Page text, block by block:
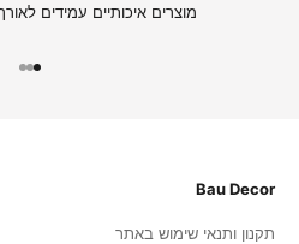
מוצרים איכותיים עמידים
עבור
עבור
Bau Decor
תקנון ותנאי שימוש באתר